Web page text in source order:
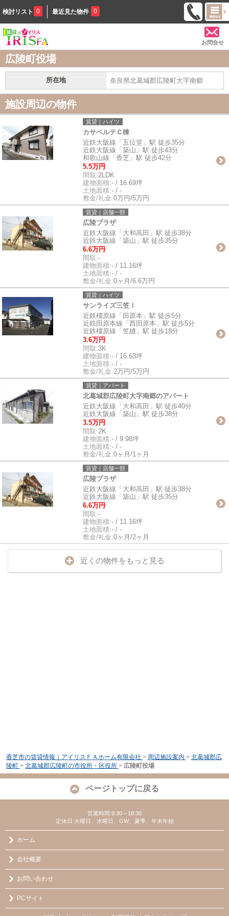
検討リスト 0 最近見た物件 0
お問合せ
広陵町役場
所在地 奈良県北葛城郡広陵町大字南郷
施設周辺の物件
賃貸｜ハイツ
カサベルテＣ棟
近鉄大阪線「五位堂」駅 徒歩35分
近鉄大阪線「築山」駅 徒歩43分
和歌山線「香芝」駅 徒歩42分
5.5万円
間取:2LDK
建物面積:- / 16.69坪
土地面積:- / -
敷金/礼金:0万円/5万円
賃貸｜店舗一部
広陵プラザ
近鉄大阪線「大和高田」駅 徒歩38分
近鉄大阪線「築山」駅 徒歩35分
6.6万円
間取:-
建物面積:- / 11.16坪
土地面積:- / -
敷金/礼金:0ヶ月/6.6万円
賃貸｜ハイツ
サンライズ三笠Ⅰ
近鉄橿原線「田原本」駅 徒歩5分
近鉄田原本線「西田原本」駅 徒歩5分
近鉄橿原線「笠縫」駅 徒歩18分
3.6万円
間取:3K
建物面積:- / 16.63坪
土地面積:- / -
敷金/礼金:2万円/5万円
賃貸｜アパート
北葛城郡広陵町大字南郷のアパート
近鉄大阪線「大和高田」駅 徒歩40分
近鉄大阪線「築山」駅 徒歩38分
3.5万円
間取:2K
建物面積:- / 9.98坪
土地面積:- / -
敷金/礼金:0ヶ月/1ヶ月
賃貸｜店舗一部
広陵プラザ
近鉄大阪線「大和高田」駅 徒歩38分
近鉄大阪線「築山」駅 徒歩35分
6.6万円
間取:-
建物面積:- / 11.16坪
土地面積:- / -
敷金/礼金:0ヶ月/2ヶ月
近くの物件をもっと見る
香芝市の賃貸情報｜アイリスＦＡホーム有限会社 > 周辺施設案内 > 北葛城郡広
陵町 > 北葛城郡広陵町の市役所・区役所 > 広陵町役場
ページトップに戻る
営業時間:9:30～18:30
定休日:火曜日、水曜日、GW、夏季、年末年始
ホーム
会社概要
お問い合わせ
PCサイト